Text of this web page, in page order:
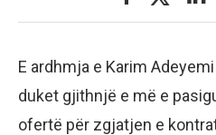
E ardhmja e Karim
duket gjithnjë e më e
ofertë për zgjatjen e